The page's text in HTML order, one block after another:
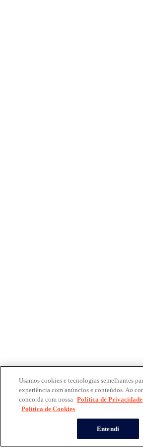
Usamos cookies e tecnologias semelhantes
experiência com anúncios e conteúdos. Ao
concorda com nossa Política de Privacidade
Política de Cookies
Entendi